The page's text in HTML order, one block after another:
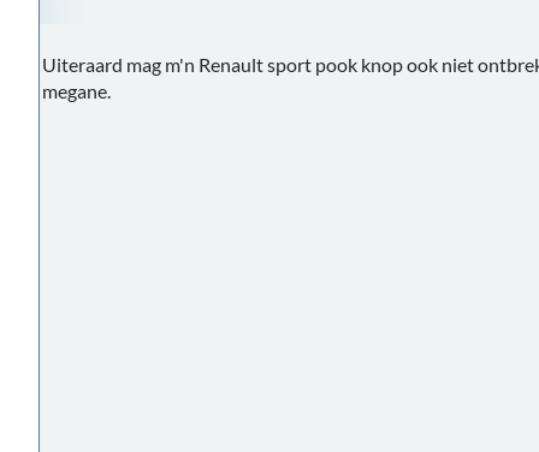
Uiteraard mag m'n Renault sport pook knop ook niet
megane.